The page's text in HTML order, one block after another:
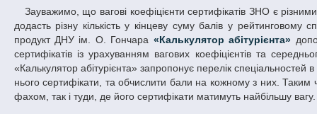
Зауважимо, що вагові коефіцієнти сертифікатів ЗНО є різними на різних спеціальностях й у різних ВНЗ. Тобто 185 балів з української мови
додасть різну кількість у кінцеву суму балів у
продукт ДНУ ім. О. Гончара «Калькулятор абітурієнта»
сертифікатів із урахуванням вагових коефіцієнтів та
«Калькулятор абітурієнта» запропонує перелік
нього сертифікати, та обчислити бали на кожному з них.
фахом, так і туди, де його сертифікати матимуть найбільшу вагу.